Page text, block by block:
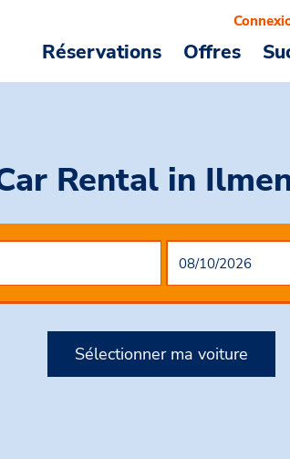
Réservations Offres
Rental in
Sélectionner ma voiture